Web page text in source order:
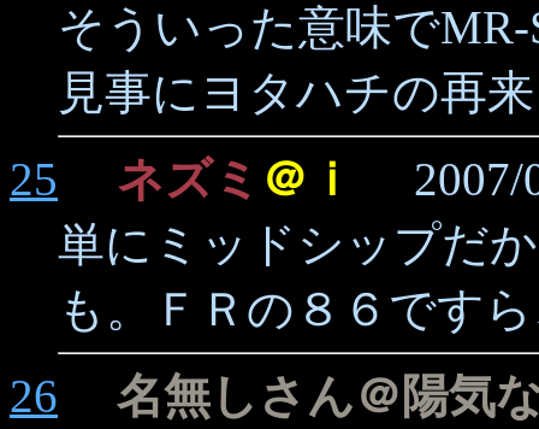
そういった意味で
見事にヨタハチの再
25
ネズミ ＠ｉ
2007/
単にミッドシップだ
も。ＦＲの８６です
26
名無しさん＠陽気